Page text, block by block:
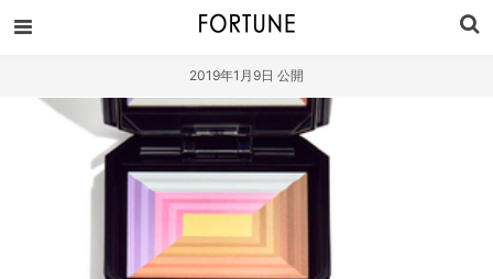
2019年1月9日 公開